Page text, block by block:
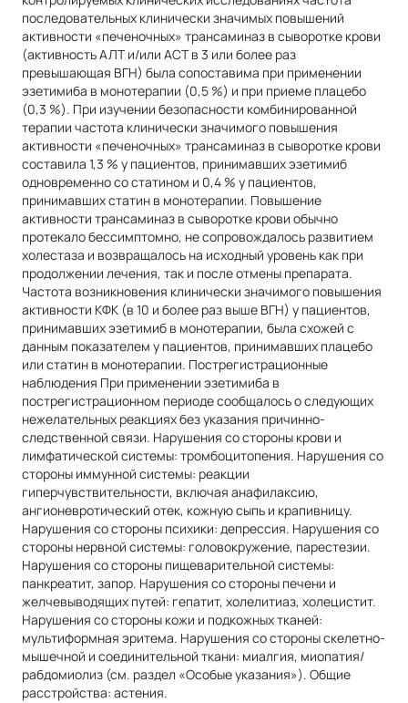
последовательных клинически значимых повышений
активности «печеночных» трансаминаз в сыворотке крови
(активность АЛТ и/или ACT в 3 или более раз
превышающая ВГН) была сопоставима при применении
эзетимиба в монотерапии (0,5 %) и при приеме плацебо
(0,3 %). При изучении безопасности комбинированной
терапии частота клинически значимого повышения
активности «печеночных» трансаминаз в сыворотке крови
составила 1,3 % у пациентов, принимавших эзетимиб
одновременно со статином и 0,4 % у пациентов,
принимавших статин в монотерапии. Повышение
активности трансаминаз в сыворотке крови обычно
протекало бессимптомно, не сопровождалось развитием
холестаза и возвращалось на исходный уровень как при
продолжении лечения, так и после отмены препарата.
Частота возникновения клинически значимого повышения
активности КФК (в 10 и более раз выше ВГН) у пациентов,
принимавших эзетимиб в монотерапии, была схожей с
данным показателем у пациентов, принимавших плацебо
или статин в монотерапии. Пострегистрационные
наблюдения При применении эзетимиба в
пострегистрационном периоде сообщалось о следующих
нежелательных реакциях без указания причинно-
следственной связи. Нарушения со стороны крови и
лимфатической системы: тромбоцитопения. Нарушения со
стороны иммунной системы: реакции
гиперчувствительности, включая анафилаксию,
ангионевротический отек, кожную сыпь и крапивницу.
Нарушения со стороны психики: депрессия. Нарушения со
стороны нервной системы: головокружение, парестезии.
Нарушения со стороны пищеварительной системы:
панкреатит, запор. Нарушения со стороны печени и
желчевыводящих путей: гепатит, холелитиаз, холецистит.
Нарушения со стороны кожи и подкожных тканей:
мультиформная эритема. Нарушения со стороны скелетно-
мышечной и соединительной ткани: миалгия, миопатия/
рабдомиолиз (см. раздел «Особые указания»). Общие
расстройства: астения.